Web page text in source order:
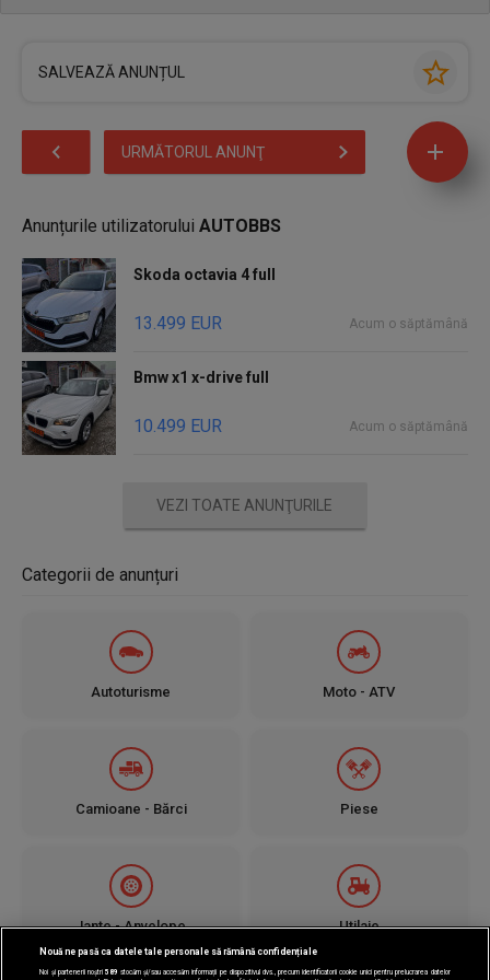
SALVEAZĂ ANUNȚUL
URMĂTORUL ANUNŢ
Anunțurile utilizatoruluiAUTOBBS
Skoda octavia 4 full
13.499 EUR Acum o săptămână
Bmw x1 x-drive full
10.499 EUR Acum o săptămână
VEZI TOATE ANUNŢURILE
Categorii de anunțuri
Autoturisme Moto - ATV
Camioane - Bărci Piese
Jante - Anvelope Utilaje
Nouă ne pasă ca datele tale personale să rămână confidențiale
Noi și partenerii noștri 589 stocăm și/sau accesăm informații pe dispozitivul dvs., precum identificatorii cookie unici pentru prelucrarea datelor